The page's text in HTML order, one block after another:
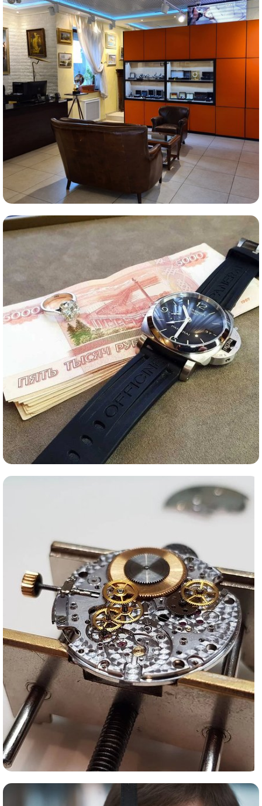
Комиссионная продажа
Сервис часов